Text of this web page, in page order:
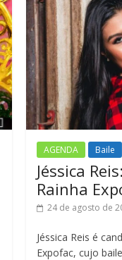
AGENDA Baile
Jéssica
Rainha
24 de agosto de
Jéssica Reis é
Expofac, cujo